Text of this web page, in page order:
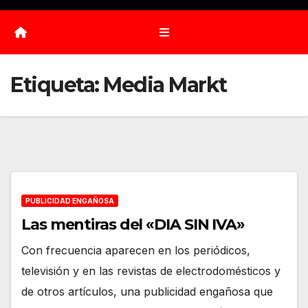
Etiqueta: Media Markt
PUBLICIDAD ENGAÑOSA
Las mentiras del «DIA SIN IVA»
Con frecuencia aparecen en los periódicos,
televisión y en las revistas de electrodomésticos y
de otros artículos, una publicidad engañosa que